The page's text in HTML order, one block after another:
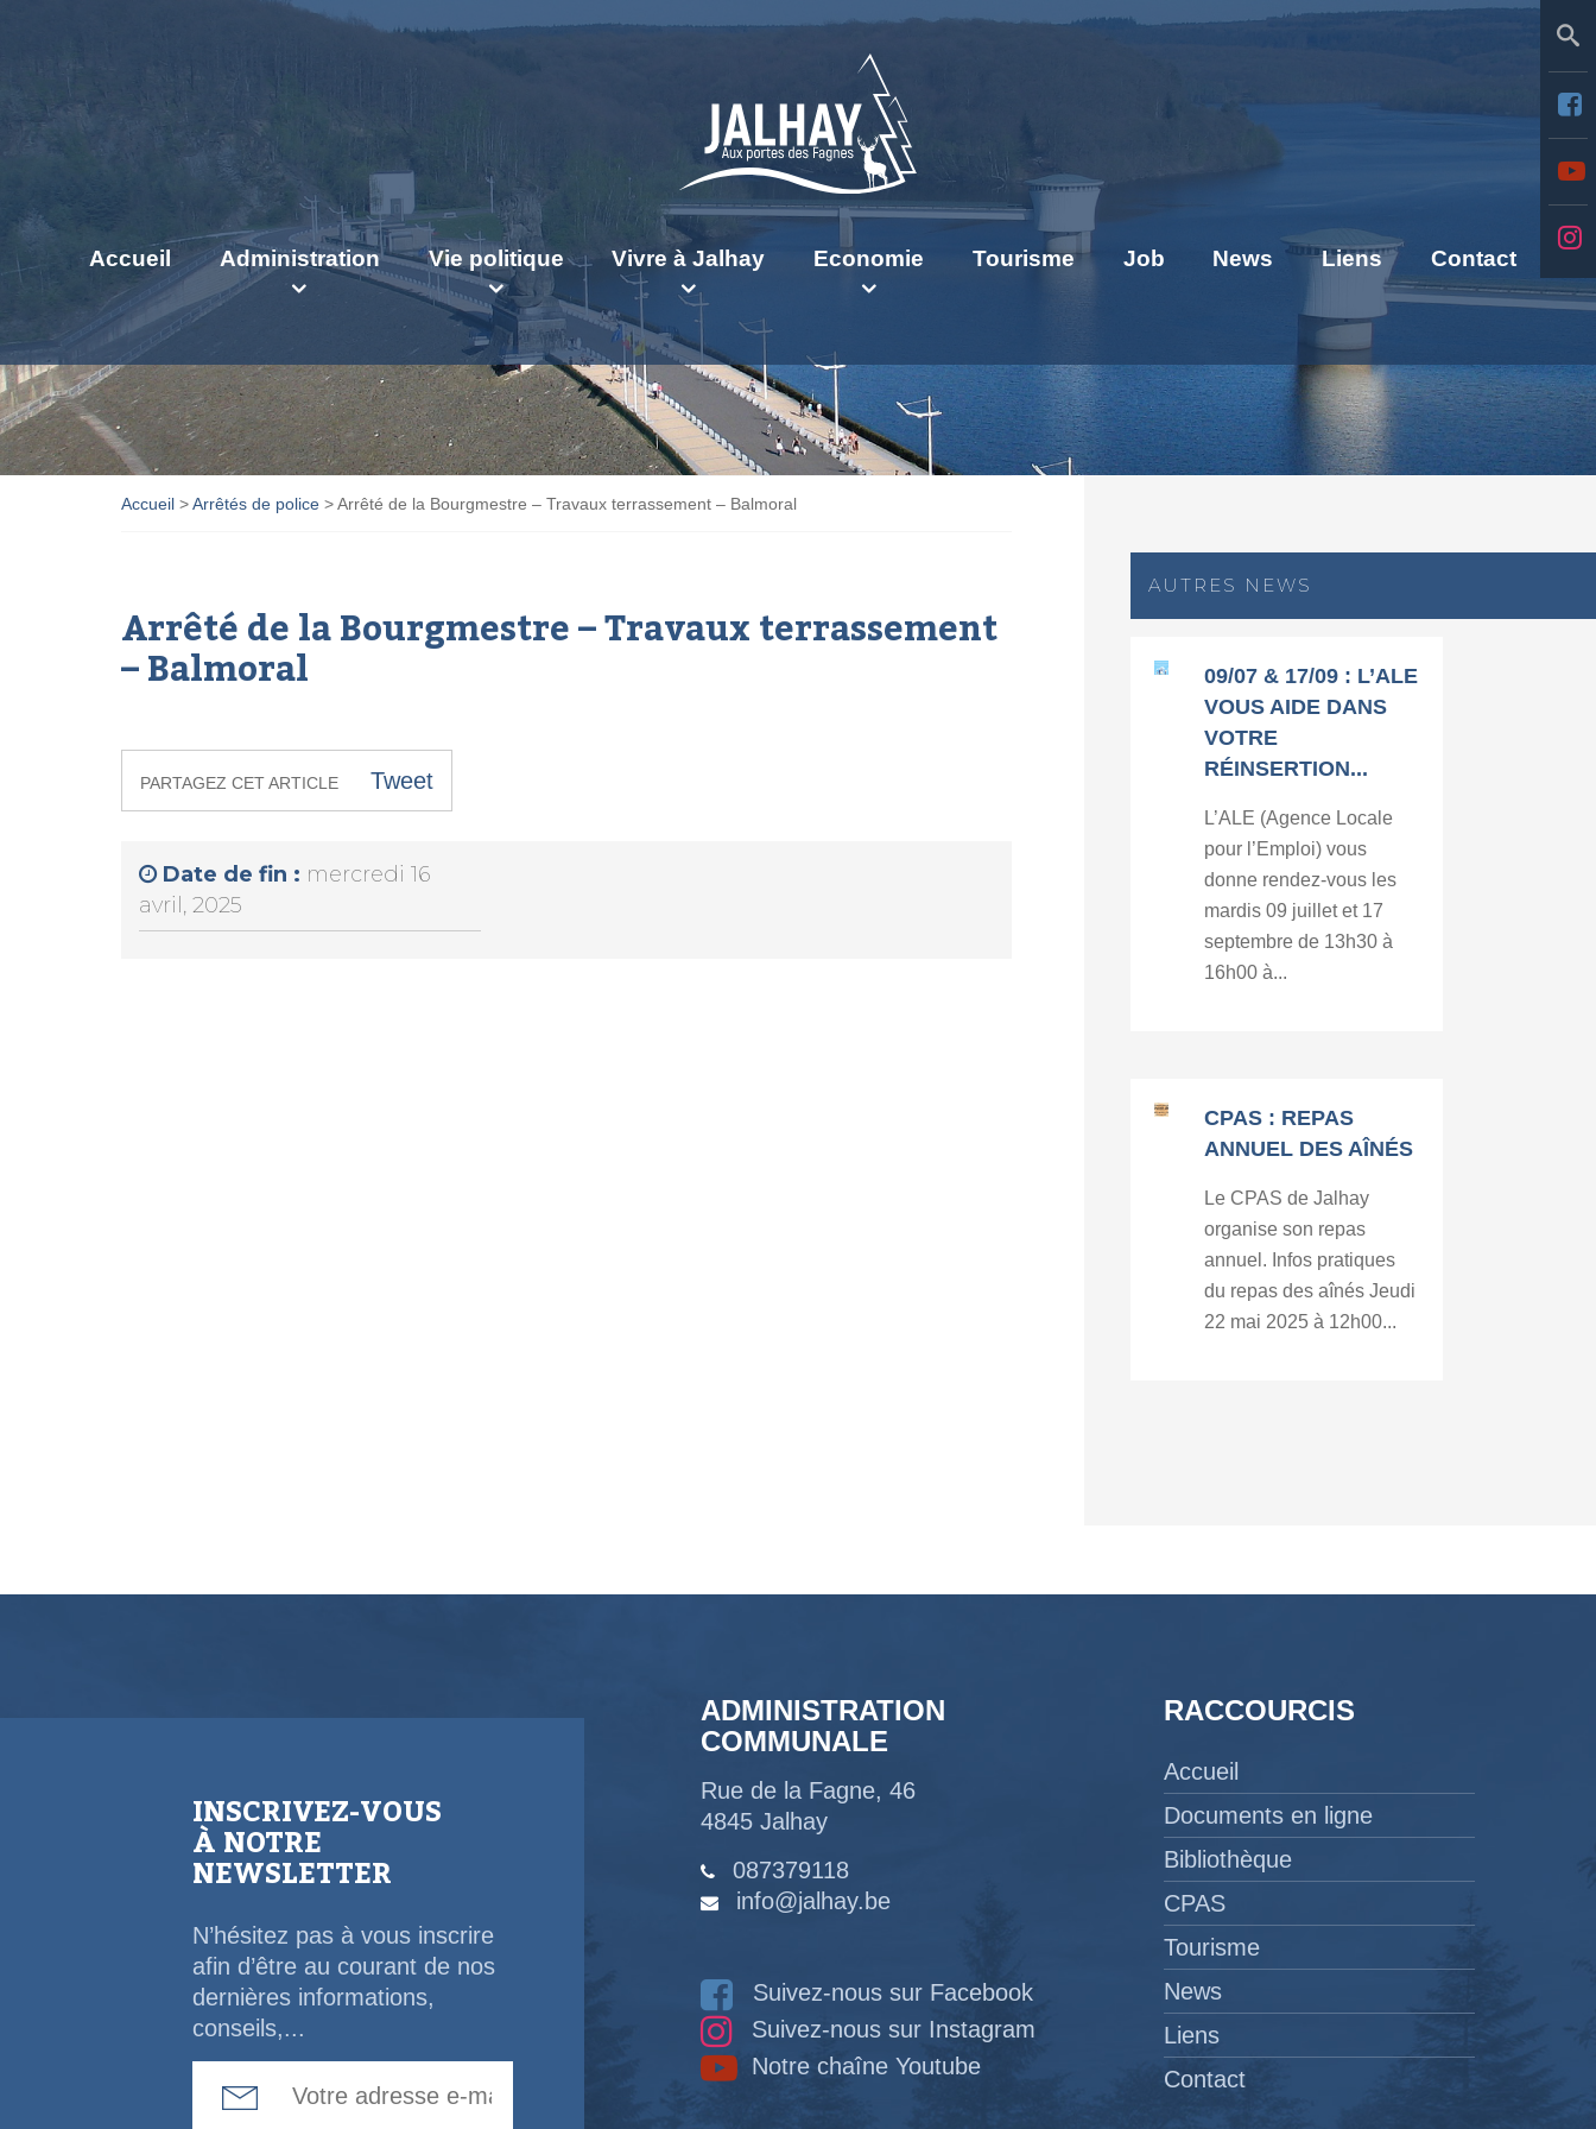
Accueil Administration Vie politique Vivre à Jalhay Economie Tourisme Job News Liens Contact
Accueil >Arrêtés de police >Arrêté de la Bourgmestre – Travaux terrassement – Balmoral
Arrêté de la Bourgmestre – Travaux terrassement
– Balmoral
PARTAGEZ CET ARTICLE Tweet
Date de fin : mercredi 16
avril, 2025
AUTRES NEWS
09/07 & 17/09 : L’ALE
VOUS AIDE DANS
VOTRE
RÉINSERTION...
L’ALE (Agence Locale
pour l’Emploi) vous
donne rendez-vous les
mardis 09 juillet et 17
septembre de 13h30 à
16h00 à...
CPAS : REPAS
ANNUEL DES AÎNÉS
Le CPAS de Jalhay
organise son repas
annuel. Infos pratiques
du repas des aînés Jeudi
22 mai 2025 à 12h00...
INSCRIVEZ-VOUS
À NOTRE
NEWSLETTER
N’hésitez pas à vous inscrire
afin d’être au courant de nos
dernières informations,
conseils,...
ADMINISTRATION
COMMUNALE
Rue de la Fagne, 46
4845 Jalhay
087379118
info@jalhay.be
Suivez-nous sur Facebook
Suivez-nous sur Instagram
Notre chaîne Youtube
RACCOURCIS
Accueil
Documents en ligne
Bibliothèque
CPAS
Tourisme
News
Liens
Contact